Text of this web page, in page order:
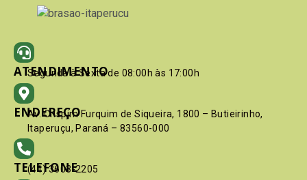
ATENDIMENTO
Segunda à Sexta de 08:00h às 17:00h
ENDEREÇO
Av. Crispim Furquim de Siqueira, 1800 – Butieirinho,
Itaperuçu, Paraná – 83560-000
TELEFONE
(41) 3603-2205